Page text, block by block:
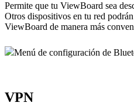
Permite que tu ViewBoard sea
Otros dispositivos en tu red
ViewBoard de manera más
Menú de configuración de
VPN